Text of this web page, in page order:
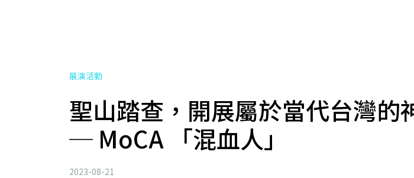
展演活動
聖山踏查，開展屬於當代台灣的
─ MoCA 「混血人」
2023-08-21